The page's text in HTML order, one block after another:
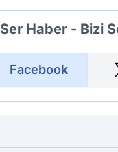
Ser Haber - Bizi
Facebook